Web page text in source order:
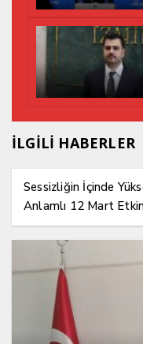
İLGİLİ HABERLER
Sessizliğin İçinde
Anlamlı 12 Mart